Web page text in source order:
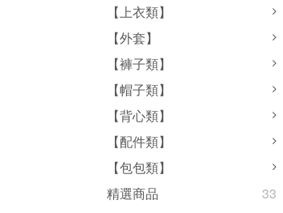
【上衣類】
【外套】
【褲子類】
【帽子類】
【背心類】
【配件類】
【包包類】
精選商品
33